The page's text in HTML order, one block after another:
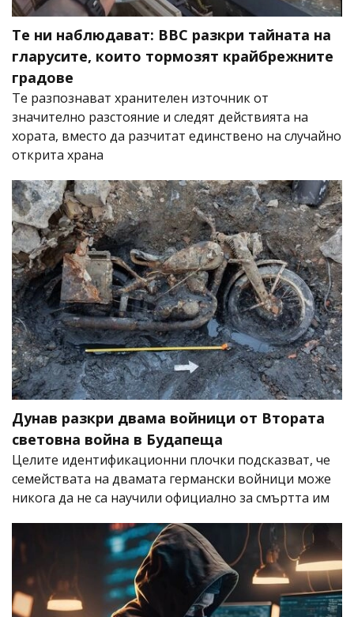
Те ни наблюдават: BBC разкри тайната на
гларусите, които тормозят крайбрежните
градове
Те разпознават хранителен източник от
значително разстояние и следят действията на
хората, вместо да разчитат единствено на случайно
открита храна
Дунав разкри двама войници от Втората
световна война в Будапеща
Целите идентификационни плочки подсказват, че
семействата на двамата германски войници може
никога да не са научили официално за смъртта им